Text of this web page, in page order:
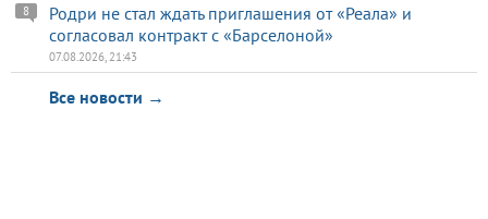
Родри не стал ждать приглашения от «Реала» и
согласовал контракт с «Барселоной»
8
07.08.2026, 21:43
Все новости →